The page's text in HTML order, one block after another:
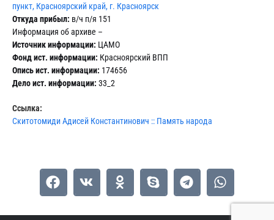
пункт, Красноярский край, г. Красноярск
Откуда прибыл: в/ч п/я 151
Информация об архиве –
Источник информации: ЦАМО
Фонд ист. информации: Красноярский ВПП
Опись ист. информации: 174656
Дело ист. информации: 33_2
Ссылка:
Скитотомиди Адисей Константинович :: Память народа